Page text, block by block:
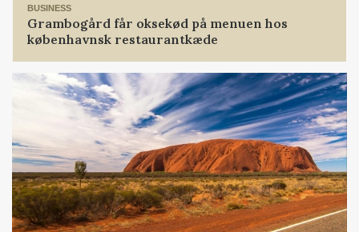
BUSINESS
Grambogård får oksekød på menuen hos
københavnsk restaurantkæde